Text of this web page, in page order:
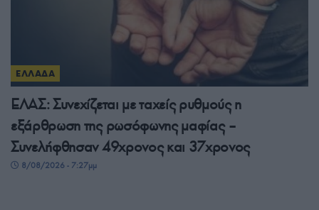
ΕΛΛΑΔΑ
ΕΛΑΣ: Συνεχίζεται με ταχείς ρυθμούς η
εξάρθρωση της ρωσόφωνης μαφίας –
Συνελήφθησαν 49χρονος και 37χρονος
8/08/2026 - 7:27μμ